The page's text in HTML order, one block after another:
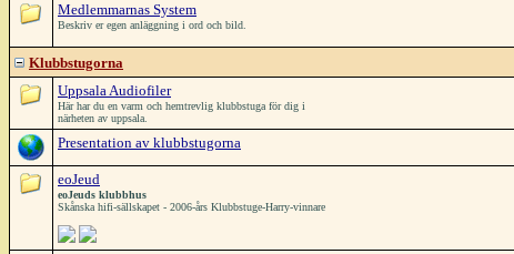
Medlemmarnas System
Beskriv er egen anläggning i ord och bild.
Klubbstugorna
Uppsala Audiofiler
Här har du en varm och hemtrevlig klubbstuga för dig i
närheten av uppsala.
Presentation av klubbstugorna
eoJeud
eoJeuds klubbhus
Skånska hifi-sällskapet - 2006-års Klubbstuge-Harry-vinnare